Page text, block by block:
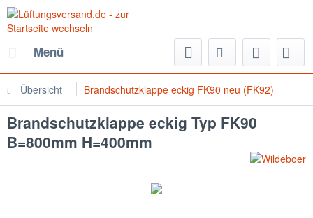
Menü
Übersicht Brandschutzklappe eckig FK90 neu (FK92)
Brandschutzklappe eckig Typ FK90
B=800mm H=400mm